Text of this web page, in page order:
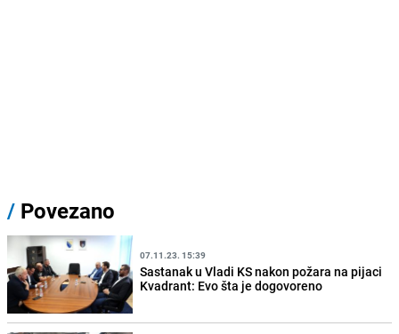
/ Povezano
07.11.23. 15:39
Sastanak u Vladi KS nakon požara na pijaci
Kvadrant: Evo šta je dogovoreno